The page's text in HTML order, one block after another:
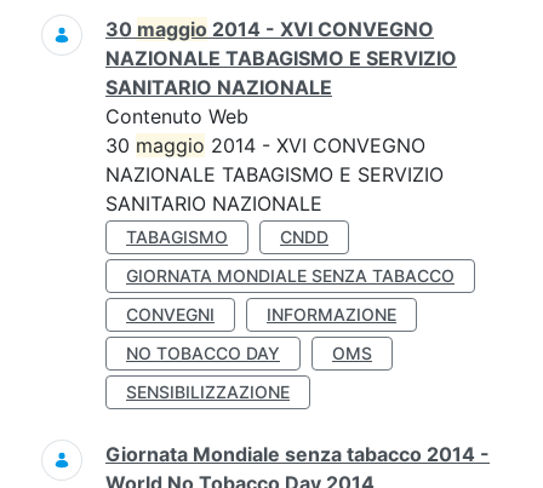
Ricerca
30 maggio 2014 - XVI CONVEGNO
NAZIONALE TABAGISMO E SERVIZIO
SANITARIO NAZIONALE
Contenuto Web
30 maggio 2014 - XVI CONVEGNO
NAZIONALE TABAGISMO E SERVIZIO
SANITARIO NAZIONALE
TABAGISMO
CNDD
GIORNATA MONDIALE SENZA TABACCO
CONVEGNI
INFORMAZIONE
NO TOBACCO DAY
OMS
SENSIBILIZZAZIONE
Giornata Mondiale senza tabacco 2014 -
World No Tobacco Day 2014